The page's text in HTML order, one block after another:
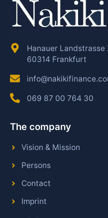
Hanauer Landstrasse
60314 Frankfurt
069 87 00 764 30
The company
Vision & Mission
Persons
Contact
Imprint